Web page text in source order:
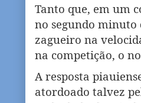
Tanto que, em um
no segundo
zagueiro na
na competição, o
A resposta
atordoado talvez